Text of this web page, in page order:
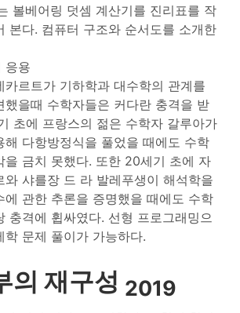
볼베어링 덧셈 계산기를 진리표를 작
본다. 컴퓨터 구조와 순서도를 소개한
응용
카르트가 기하학과 대수학의 관계를
했을때 수학자들은 커다란 충격을 받
초에 프랑스의 젊은 수학자 갈루아가
해 다항방정식을 풀었을 때에도 수학
을 금치 못했다. 또한 20세기 초에 자
와 샤를장 드 라 발레푸생이 해석학을
에 관한 추론을 증명했을 때에도 수학
충격에 휩싸였다. 선형 프로그래밍으
학 문제 풀이가 가능하다.
의 재구성 2019